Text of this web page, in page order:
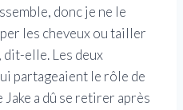
donc je ne le
les cheveux ou tailler
dit-elle. Les deux
partageaient le rôle de
a dû se retirer après